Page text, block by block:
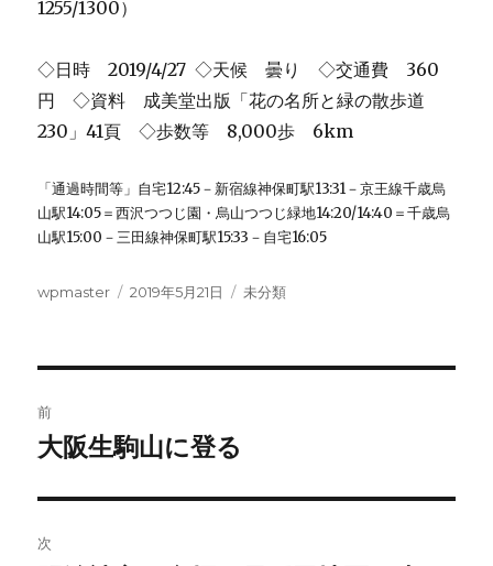
1255/1300）
◇日時 2019/4/27 ◇天候 曇り ◇交通費 360
円 ◇資料 成美堂出版「花の名所と緑の散歩道
230」41頁 ◇歩数等 8,000歩 6km
「通過時間等」自宅12:45－新宿線神保町駅13:31－京王線千歳烏
山駅14:05＝西沢つつじ園・烏山つつじ緑地14:20/14:40＝千歳烏
山駅15:00－三田線神保町駅15:33－自宅16:05
投
wpmaster
投
2019年5月21日
カ
未分類
稿
ビ
前
前
投
稿:
大阪生駒山に登る
次